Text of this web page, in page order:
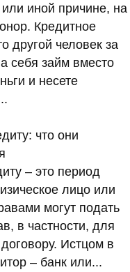
иной причине, на
Кредитное
другой человек за
себя займ вместо
и несете
что они
– это период
лицо или
могут подать
в частности, для
Истцом в
– банк или...